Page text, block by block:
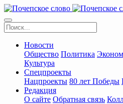
Новости
Общество Политика
Культура
Спецпроекты
Нацпроекты 80 лет Победы
Редакция
О сайте Обратная связь